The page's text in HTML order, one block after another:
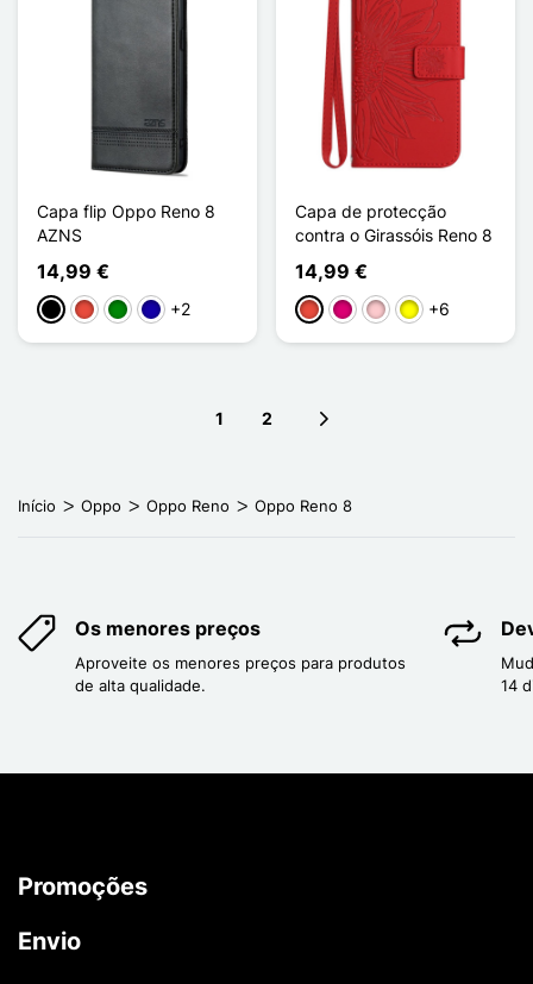
Capa flip Oppo Reno 8
AZNS
14,99 €
PretoVermelho
VerdeAzul Escuro
+2
Capa de protecção
contra o Girassóis Reno 8
14,99 €
Vermelho
Magenta
RosaAmarelo
+6
1 2
Início Oppo Oppo Reno Oppo Reno 8
Os menores preços
Aproveite os menores preços para produtos
de alta qualidade.
14
Promoções
Envio